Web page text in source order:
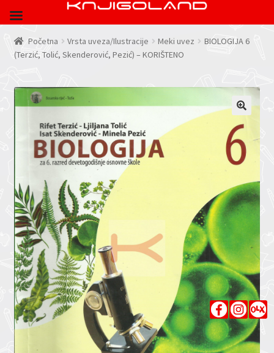
Početna Vrsta uveza/Ilustracije Meki uvez
BIOLOGIJA 6
(Terzić, Tolić, Skenderović, Pezić) – KORIŠTENO